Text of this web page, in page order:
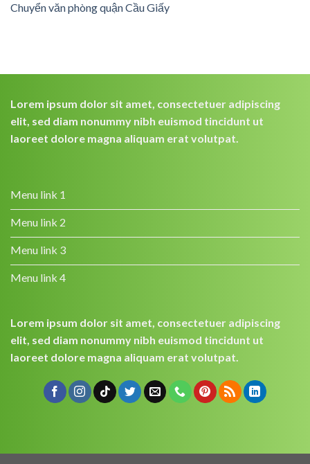
Chuyển văn phòng quận Cầu Giấy
Lorem ipsum dolor sit amet, consectetuer adipiscing
elit, sed diam nonummy nibh euismod tincidunt ut
laoreet dolore magna aliquam erat volutpat.
Menu link 1
Menu link 2
Menu link 3
Menu link 4
Lorem ipsum dolor sit amet, consectetuer adipiscing
elit, sed diam nonummy nibh euismod tincidunt ut
laoreet dolore magna aliquam erat volutpat.